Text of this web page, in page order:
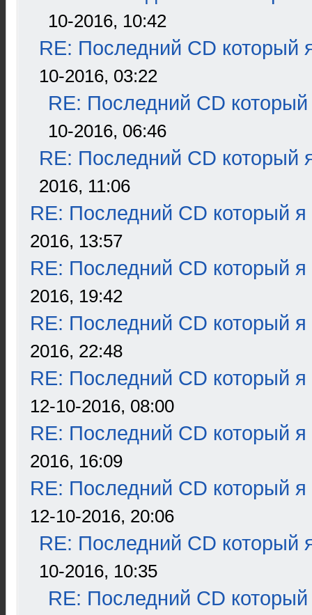
10-2016, 10:42
RE: Последний CD который
10-2016, 03:22
RE: Последний CD который
10-2016, 06:46
RE: Последний CD который
2016, 11:06
RE: Последний CD который я
2016, 13:57
RE: Последний CD который я
2016, 19:42
RE: Последний CD который я
2016, 22:48
RE: Последний CD который я
12-10-2016, 08:00
RE: Последний CD который я
2016, 16:09
RE: Последний CD который я
12-10-2016, 20:06
RE: Последний CD который
10-2016, 10:35
RE: Последний CD который